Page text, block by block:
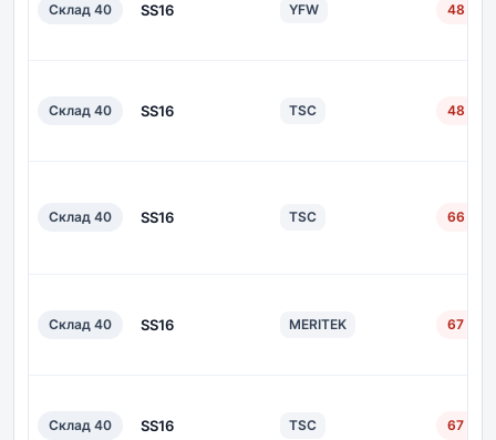
Склад 40 SS16 YFW 48 дн.
Склад 40 SS16 TSC 48 дн.
Склад 40 SS16 TSC 66 дн.
Склад 40 SS16 MERITEK 67 дн.
Склад 40 SS16 TSC 67 дн.